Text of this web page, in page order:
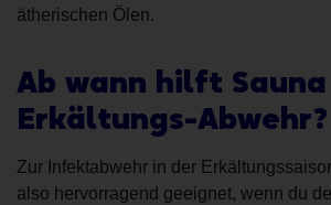
ätherischen Ölen.
Ab wann hilft
Erkältungs-Abwehr?
Zur Infektabwehr in der
also hervorragend geeignet, wenn du